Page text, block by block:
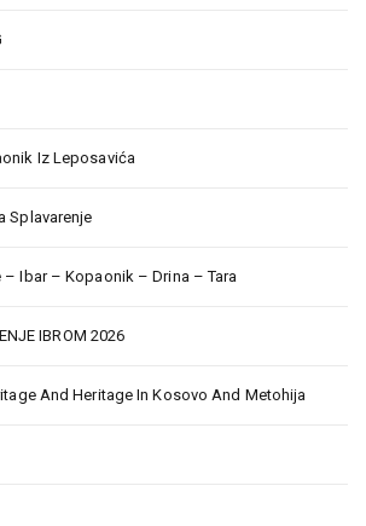
Iz Leposavića
Splavarenje
Ibar – Kopaonik – Drina – Tara
IBROM 2026
And Heritage In Kosovo And Metohija